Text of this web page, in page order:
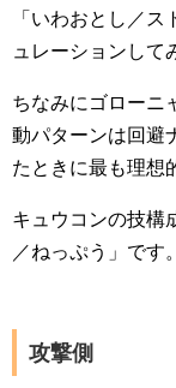
「いわおとし／
ュレーションして
ちなみにゴローニ
動パターンは回避
たときに最も理想
キュウコンの技構
／ねっぷう」です。
攻撃側